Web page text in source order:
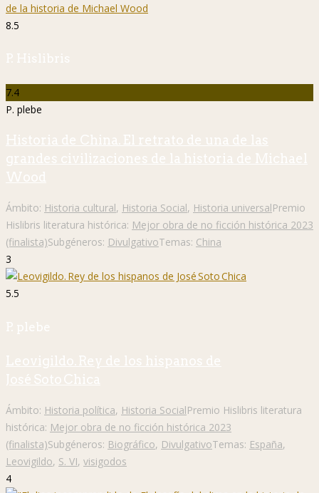
8.5
P. Hislibris
7.4
P. plebe
Historia de China. El retrato de una de las
grandes civilizaciones de la historia de Michael
Wood
Ámbito: Historia cultural, Historia Social, Historia universalPremio
Hislibris literatura histórica: Mejor obra de no ficción histórica 2023
(finalista)Subgéneros: DivulgativoTemas: China
3
5.5
P. plebe
Leovigildo. Rey de los hispanos de
José Soto Chica
Ámbito: Historia política, Historia SocialPremio Hislibris literatura
histórica: Mejor obra de no ficción histórica 2023
(finalista)Subgéneros: Biográfico, DivulgativoTemas: España,
Leovigildo, S. VI, visigodos
4